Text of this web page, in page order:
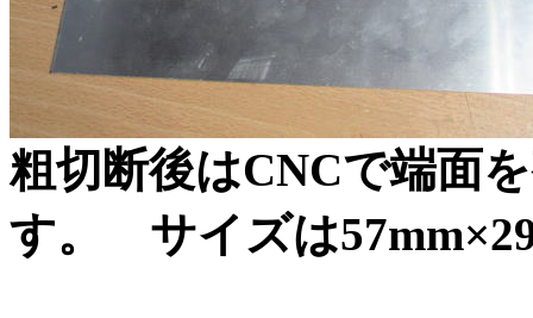
粗切断後はCNCで端面
す。 サイズは